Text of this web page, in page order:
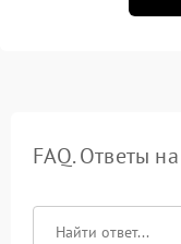
FAQ. Ответы